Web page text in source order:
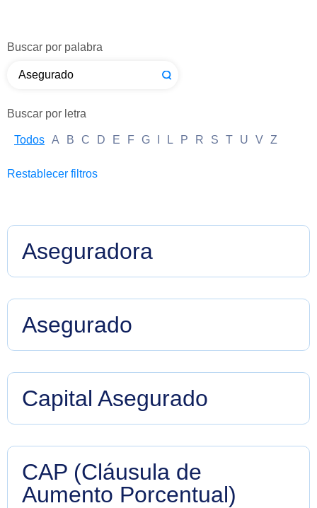
Buscar por palabra
Buscar por letra
Todos A B C D E F G L P R S T U V Z
Restablecer filtros
Aseguradora
Asegurado
Capital Asegurado
CAP (Cláusula de
Aumento Porcentual)